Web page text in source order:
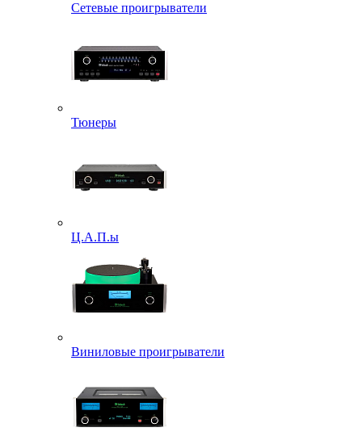
Сетевые проигрыватели
Тюнеры
Ц.А.П.ы
Виниловые проигрыватели